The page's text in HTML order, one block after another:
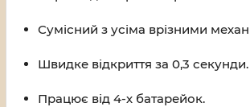
Сумісний з усіма врізними
Швидке відкриття за 0,3 секунди.
Працює від 4-х батарейок.